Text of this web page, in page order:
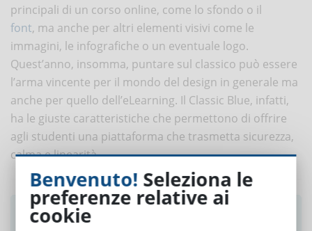
principali di un corso online, come lo sfondo o il
font, ma anche per altri elementi visivi come le
immagini, le infografiche o un eventuale logo.
Quest’anno, insomma, puntare sul classico può essere
l’arma vincente per il mondo del design in generale ma
anche per quello dell’eLearning. Il Classic Blue, infatti,
ha le giuste caratteristiche che permettono di offrire
agli studenti una piattaforma che trasmetta sicurezza,
calma e linearità.
Ti è piaciuto questo articolo? Iscriviti alla
Benvenuto! Seleziona le
preferenze relative ai
cookie